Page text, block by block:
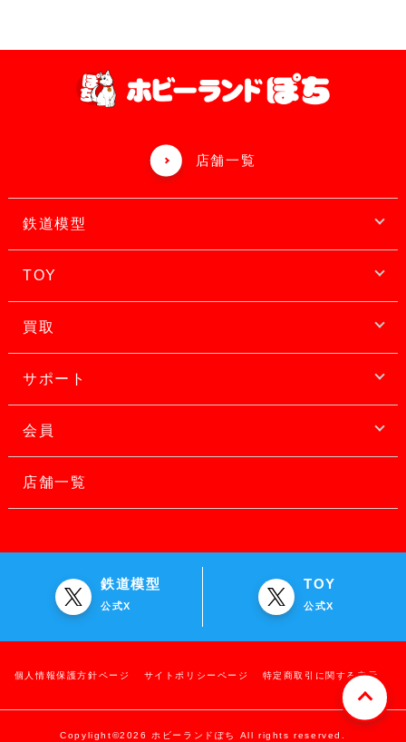
店舗一覧
鉄道模型
TOY
買取
サポート
会員
店舗一覧
鉄道模型
公式X
TOY
公式X
個人情報保護方針ページ サイトポリシーページ 特定商取引に関する表示
Copylight©2026 ホビーランドぽち All rights reserved.